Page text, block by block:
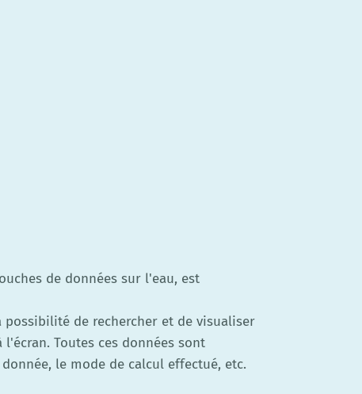
de données sur l'eau, est
de rechercher et de visualiser
Toutes ces données sont
le mode de calcul effectué, etc.